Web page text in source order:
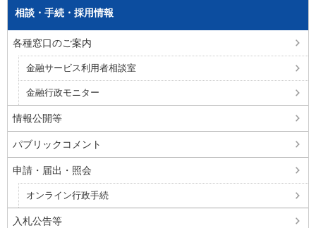
相談・手続・採用情報
各種窓口のご案内
金融サービス利用者相談室
金融行政モニター
情報公開等
パブリックコメント
申請・届出・照会
オンライン行政手続
入札公告等